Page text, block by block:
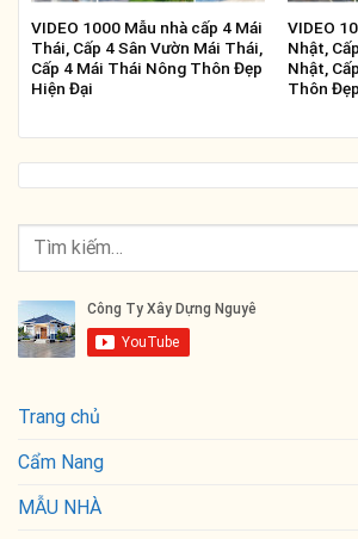
VIDEO 1000 Mẫu nhà cấp 4 Mái
Thái, Cấp 4 Sân Vườn Mái Thái,
Cấp 4 Mái Thái Nông Thôn Đẹp
Hiện Đại
VIDEO
Nhật,
Nhật,
Thôn
Trang chủ
Cẩm Nang
MẪU NHÀ